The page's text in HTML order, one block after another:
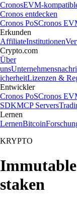
CronosEVM-
Cronos entdecken
Cronos PoSCronos
Erkunden
AffiliateInstitutionen
Crypto.com
Über
uns
icherheitLizenzen &
Entwickler
Cronos PoSCronos
SDKMCP Servers
Lernen
LernenBitcoin
KRYPTO
staken